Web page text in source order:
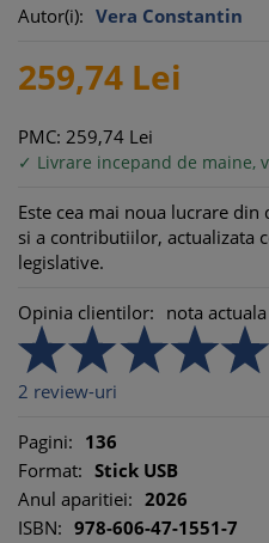
Autor(i): Vera Constantin
259,74 Lei
PMC: 259,74 Lei
✓ Livrare incepand de maine,
Este cea mai noua lucrare
si a contributiilor, actualizata
legislative.
Opinia clientilor: nota
2 review-uri
Pagini: 136
Format: Stick USB
Anul aparitiei: 2026
ISBN: 978-606-47-1551-7